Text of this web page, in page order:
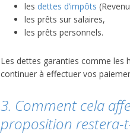
les dettes d’impôts
les prêts sur salaires,
les prêts personnels.
Les dettes garanties comme les
continuer à effectuer vos
3. Comment cela
proposition restera-